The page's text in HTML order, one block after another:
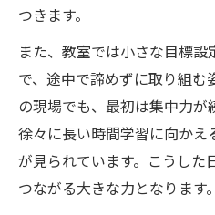
つきます。
また、教室では小さな目標設
で、途中で諦めずに取り組む
の現場でも、最初は集中力が
徐々に長い時間学習に向かえ
が見られています。こうした
つながる大きな力となります。